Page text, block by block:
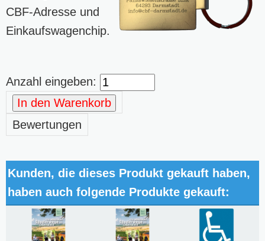
CBF-Adresse und
Einkaufswagenchip.
Anzahl eingeben:
In den Warenkorb
Bewertungen
Kunden, die dieses Produkt gekauft haben,
haben auch folgende Produkte gekauft: